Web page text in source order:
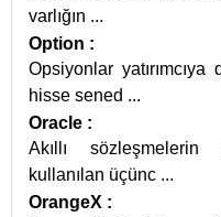
varlığın ...
Option :
Opsiyonlar
hisse sened ...
Oracle :
Akıllı sözleşmelerin
kullanılan üçünc ...
OrangeX :